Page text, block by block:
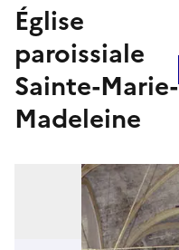
église
paroissiale
Sainte-Marie-
Madeleine